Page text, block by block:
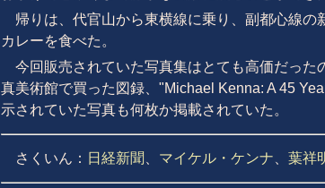
帰りは、代官山から東横線に乗り、副都心線
カレーを食べた。
今回販売されていた写真集はとても高価だっ
真美術館で買った図録、"Michael Kenna: A 45
示されていた写真も何枚か掲載されていた。
さくいん： 日経新聞 マイケル・ケンナ 葉祥